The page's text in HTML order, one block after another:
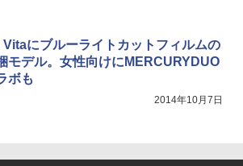
Vitaにブルーライトカットフィルムの
モデル。女性向けにMERCURYDUO
ボも
2014年10月7日